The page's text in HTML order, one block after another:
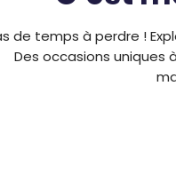
de temps à perdre !
Des occasions uniques